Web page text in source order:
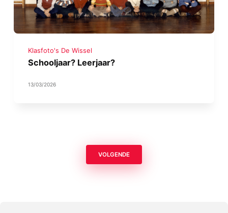
Klasfoto's De Wissel
Schooljaar? Leerjaar?
13/03/2026
VOLGENDE